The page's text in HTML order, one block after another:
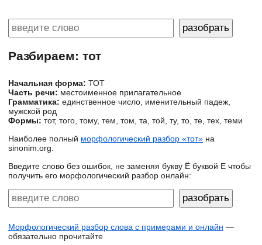
Разбираем: тот
Начальная форма: ТОТ
Часть речи: местоименное прилагательное
Грамматика: единственное число, именительный падеж,
мужской род
Формы: тот, того, тому, тем, том, та, той, ту, то, те, тех, теми
Наиболее полный морфологический разбор «тот» на
sinonim.org.
Введите слово без ошибок, не заменяя букву Ё буквой Е чтобы
получить его морфологический разбор онлайн:
Морфологический разбор слова с примерами и онлайн —
обязательно прочитайте